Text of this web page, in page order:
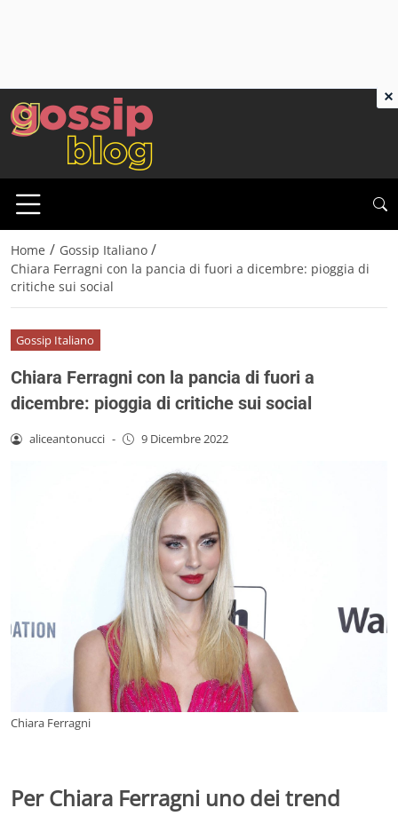
Home / Gossip Italiano /
Chiara Ferragni con la pancia di fuori a dicembre: pioggia di
critiche sui social
Gossip Italiano
Chiara Ferragni con la pancia di fuori a
dicembre: pioggia di critiche sui social
aliceantonucci - 9 Dicembre 2022
Chiara Ferragni
Per Chiara Ferragni uno dei trend
×